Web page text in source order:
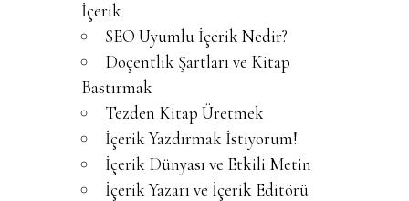
İçerik
SEO Uyumlu İçerik Nedir?
Doçentlik Şartları ve Kitap
Bastırmak
Tezden Kitap Üretmek
İçerik Yazdırmak İstiyorum!
İçerik Dünyası ve Etkili Metin
İçerik Yazarı ve İçerik Editörü